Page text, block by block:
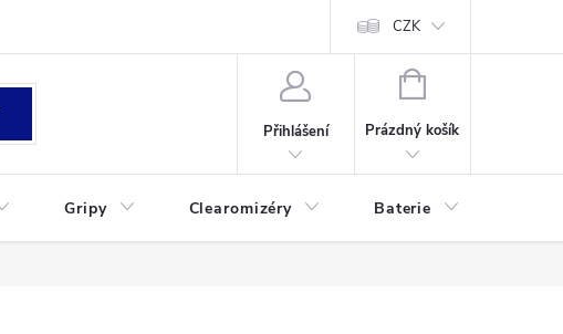
CZK
Přihlášení
NÁKUPNÍ
Prázdný košík
Gripy Clearomizéry Baterie